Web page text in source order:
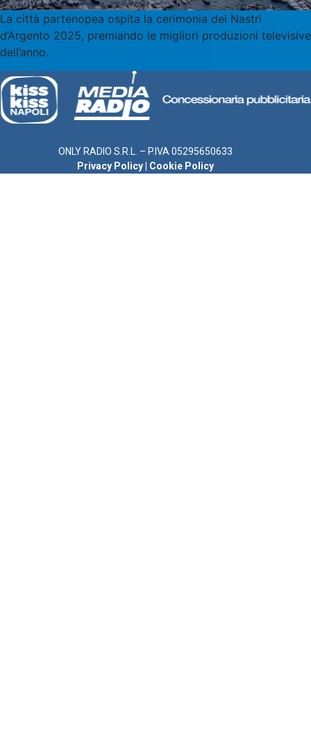
La città partenopea ospita la cerimonia dei Nastri
d’Argento 2025, premiando le migliori produzioni televisive
dell’anno.
ONLY RADIO S.R.L. – P.IVA 05295650633
Privacy Policy
Cookie Policy